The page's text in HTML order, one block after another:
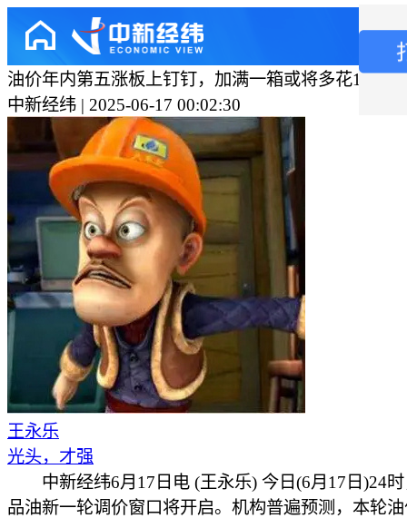
油价年内第五涨板上钉钉，加满一箱或将多花16元
中新经纬 | 2025-06-17 00:02:30
王永乐
光头，才强
中新经纬6月17日电 (王永乐) 今日(6月17日)24时
品油新一轮调价窗口将开启。机构普遍预测，本轮